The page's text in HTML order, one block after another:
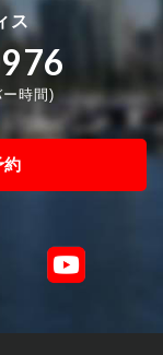
ス
時間)
約